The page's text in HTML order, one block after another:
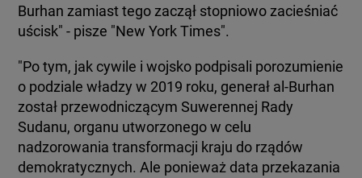
Burhan zamiast tego zaczął stopniowo zacieśniać
uścisk" - pisze "New York Times".
"Po tym, jak cywile i wojsko podpisali porozumienie
o podziale władzy w 2019 roku, generał al-Burhan
został przewodniczącym Suwerennej Rady
Sudanu, organu utworzonego w celu
nadzorowania transformacji kraju do rządów
demokratycznych. Ale ponieważ data przekazania